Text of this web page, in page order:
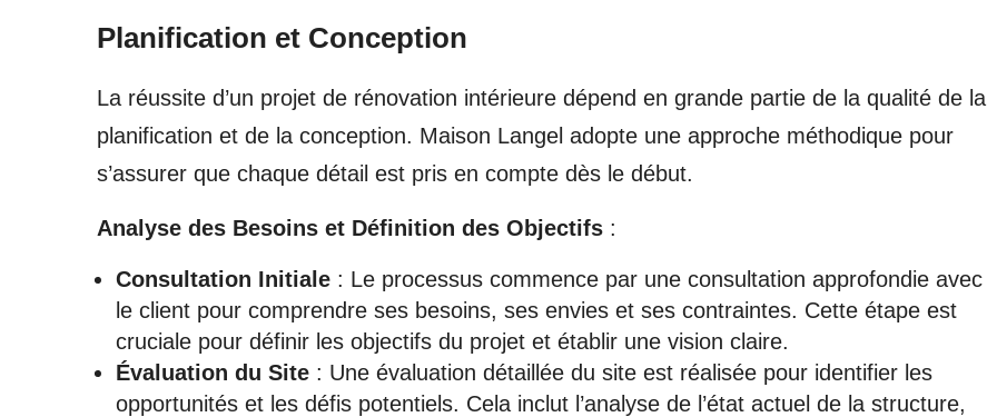
Planification et Conception
La réussite d’un projet de rénovation intérieure dépend en grande partie de la qualité de la
planification et de la conception. Maison Langel adopte une approche méthodique pour
s’assurer que chaque détail est pris en compte dès le début.
Analyse des Besoins et Définition des Objectifs :
Consultation Initiale : Le processus commence par une consultation approfondie avec
le client pour comprendre ses besoins, ses envies et ses contraintes. Cette étape est
cruciale pour définir les objectifs du projet et établir une vision claire.
Évaluation du Site : Une évaluation détaillée du site est réalisée pour identifier les
opportunités et les défis potentiels. Cela inclut l’analyse de l’état actuel de la structure,